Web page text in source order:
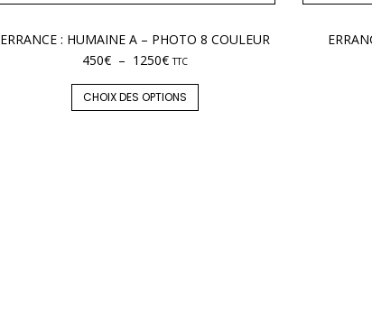
ERRANCE : HUMAINE A – PHOTO 8 COULEUR
450€ – 1250€ TTC
CHOIX DES OPTIONS